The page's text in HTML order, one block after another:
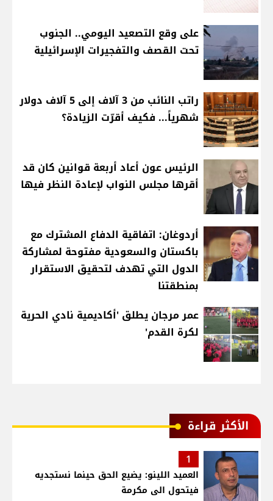
على وقع التصعيد اليومي.. الجنوب
تحت القصف والتفجيرات الإسرائيلية
راتب النائب من 3 آلاف إلى 5 آلاف دولار
شهرياً... فكيف أقرّت الزيادة؟
الرئيس عون أعاد أربعة قوانين كان قد
أقرها مجلس النواب لإعادة النظر فيها
أردوغان: اتفاقية الدفاع المشترك مع
باكستان والسعودية مفتوحة لمشاركة
الدول التي تهدف لتحقيق الاستقرار
بمنطقتنا
عمر مرجان يطلق 'أكاديمية نادي الحرية
لكرة القدم'
الأكثر قراءة
1
العميد اللينو: يضيع الحق حينما نستجديه
فيتحول الى مكرمة